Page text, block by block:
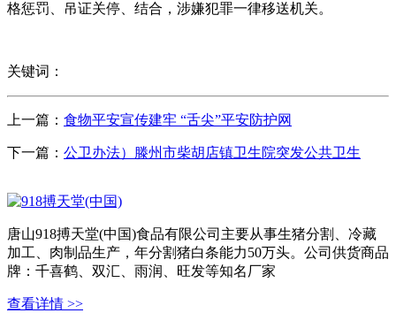
格惩罚、吊证关停、结合，涉嫌犯罪一律移送机关。
关键词：
上一篇： 食物平安宣传建牢 “舌尖”平安防护网
下一篇： 公卫办法）滕州市柴胡店镇卫生院突发公共卫生
唐山918搏天堂(中国)食品有限公司主要从事生猪分割、冷藏
加工、肉制品生产，年分割猪白条能力50万头。公司供货商品
牌：千喜鹤、双汇、雨润、旺发等知名厂家
查看详情 >>